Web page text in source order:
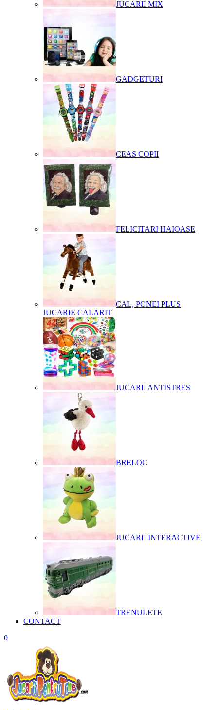
JUCARII MIX
GADGETURI
CEAS COPII
FELICITARI HAIOASE
CAL, PONEI PLUS
JUCARIE CALARIT
JUCARII ANTISTRES
BRELOC
JUCARII INTERACTIVE
TRENULETE
CONTACT
0